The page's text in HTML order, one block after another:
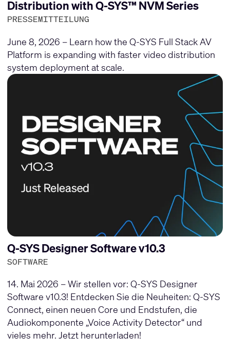
Distribution with Q-SYS™ NVM Series
PRESSEMITTEILUNG
June 8, 2026 – Learn how the Q-SYS Full Stack AV
Platform is expanding with faster video distribution
system deployment at scale.
Q-SYS Designer Software v10.3
SOFTWARE
14. Mai 2026 – Wir stellen vor: Q-SYS Designer
Software v10.3! Entdecken Sie die Neuheiten: Q-SYS
Connect, einen neuen Core und Endstufen, die
Audiokomponente „Voice Activity Detector“ und
vieles mehr. Jetzt herunterladen!